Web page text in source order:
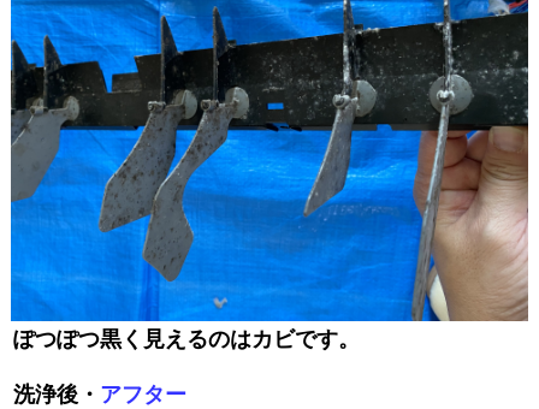
ぽつぽつ黒く見えるのはカビです。
洗浄後・ アフター